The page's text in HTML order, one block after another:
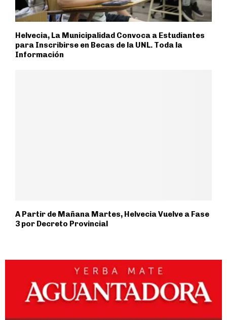
Helvecia, La Municipalidad Convoca a Estudiantes
para Inscribirse en Becas de la UNL. Toda la
Información
A Partir de Mañana Martes, Helvecia Vuelve a Fase
3 por Decreto Provincial